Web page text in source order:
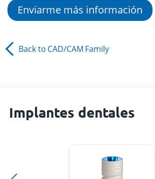
Enviarme más información
Back to CAD/CAM Family
Implantes dentales